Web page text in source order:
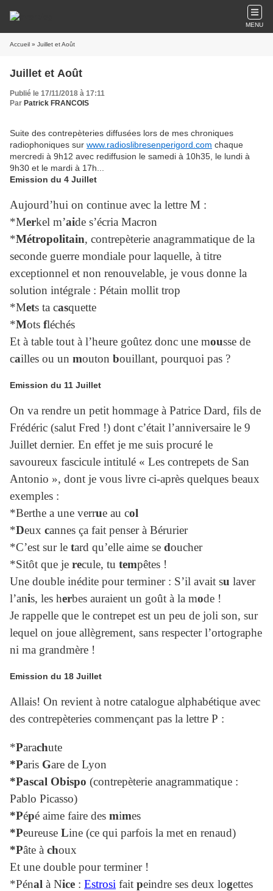
MENU
Accueil » Juillet et Août
Juillet et Août
Publié le 17/11/2018 à 17:11
Par Patrick FRANCOIS
Suite des contrepèteries diffusées lors de mes chroniques
radiophoniques sur www.radioslibresenperigord.com chaque
mercredi à 9h12 avec rediffusion le samedi à 10h35, le lundi à
9h30 et le mardi à 17h...
Emission du 4 Juillet
Aujourd’hui on continue avec la lettre M :
*Merkel m’aide s’écria Macron
*Métropolitain, contrepèterie anagrammatique de la
seconde guerre mondiale pour laquelle, à titre
exceptionnel et non renouvelable, je vous donne la
solution intégrale : Pétain mollit trop
*Mets ta casquette
*Mots fléchés
Et à table tout à l’heure goûtez donc une mousse de
cailles ou un mouton bouillant, pourquoi pas ?
Emission du 11 Juillet
On va rendre un petit hommage à Patrice Dard, fils de
Frédéric (salut Fred !) dont c’était l’anniversaire le 9
Juillet dernier. En effet je me suis procuré le
savoureux fascicule intitulé « Les contrepets de San
Antonio », dont je vous livre ci-après quelques beaux
exemples :
*Berthe a une verrue au col
*Deux cannes ça fait penser à Bérurier
*C’est sur le tard qu’elle aime se doucher
*Sitôt que je recule, tu tempêtes !
Une double inédite pour terminer : S’il avait su laver
l’anis, les herbes auraient un goût à la mode !
Je rappelle que le contrepet est un peu de joli son, sur
lequel on joue allègrement, sans respecter l’ortographe
ni ma grandmère !
Emission du 18 Juillet
Allais! On revient à notre catalogue alphabétique avec
des contrepèteries commençant pas la lettre P :
*Parachute
*Paris Gare de Lyon
*Pascal Obispo (contrepèterie anagrammatique :
Pablo Picasso)
*Pépé aime faire des mimes
*Peureuse Line (ce qui parfois la met en renaud)
*Pâte à choux
Et une double pour terminer !
*Pénal à Nice : Estrosi fait peindre ses deux logettes